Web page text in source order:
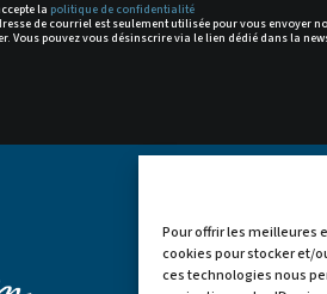
Pour offrir les meilleures
cookies pour stocker et/
ces technologies nous
la politique de confidentialité
de courriel est seulement utilisée pour vous envoyer
Vous pouvez vous désinscrire via le lien dédié dans la